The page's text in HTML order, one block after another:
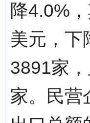
降4.0%
美元，下
3891家
家。民营